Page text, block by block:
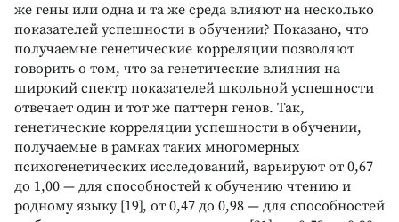
же гены или одна и та же среда влияют на несколько
показателей успешности в обучении? Показано, что
получаемые генетические корреляции позволяют
говорить о том, что за генетические влияния на
широкий спектр показателей школьной успешности
отвечает один и тот же паттерн генов. Так,
генетические корреляции успешности в обучении,
получаемые в рамках таких многомерных
психогенетических исследований, варьируют от 0,67
до 1,00 — для способностей к обучению чтению и
родному языку [19], от 0,47 до 0,98 — для способностей